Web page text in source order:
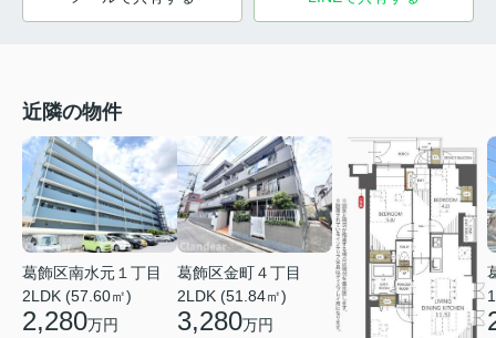
近隣の物件
葛飾区南水元１丁目
2LDK (57.60㎡)
2,280万円
葛飾区金町４丁目
2LDK (51.84㎡)
3,280万円